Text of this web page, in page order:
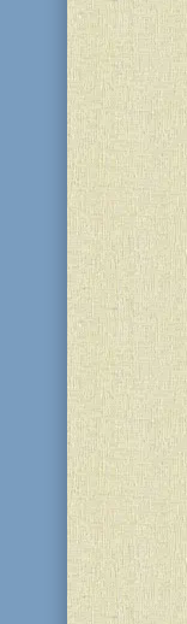
Знаете
с
Со 2 по
собрал